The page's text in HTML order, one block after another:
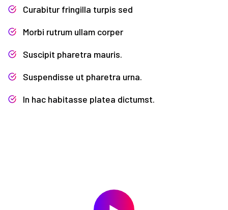
Curabitur fringilla turpis sed
Morbi rutrum ullam corper
Suscipit pharetra mauris.
Suspendisse ut pharetra urna.
In hac habitasse platea dictumst.